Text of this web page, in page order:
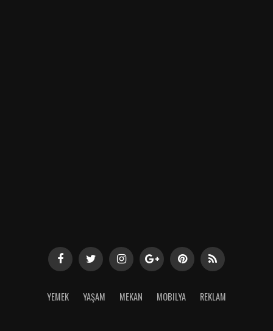
YEMEK YAŞAM MEKAN MOBILYA REKLAM